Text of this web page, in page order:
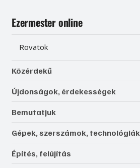
Ezermester online
Rovatok
Közérdekű
Újdonságok, érdekességek
Bemutatjuk
Gépek, szerszámok, technológiák
Építés, felújítás